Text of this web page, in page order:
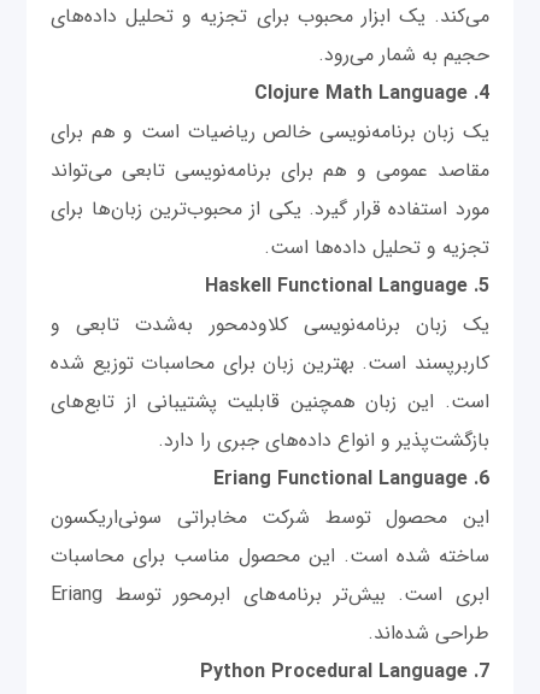
می‌کند. یک ابزار محبوب برای تجزیه و تحلیل داده‌های
حجیم به‌ شمار می‌رود.
4. Clojure Math Language
یک زبان برنامه‌نویسی خالص ریاضیات است و هم برای
مقاصد عمومی و هم برای برنامه‌نویسی تابعی می‌تواند
مورد استفاده قرار گیرد. یکی از محبوب‌ترین زبان‌ها برای
تجزیه و تحلیل داده‌ها است.
5. Haskell Functional Language
یک زبان برنامه‌نویسی کلاودمحور به‌شدت تابعی و
کاربرپسند است. بهترین زبان برای محاسبات توزیع شده
است. این زبان همچنین قابلیت پشتیبانی از تابع‌های
بازگشت‌پذیر و انواع داده‌های جبری را دارد.
6. Eriang Functional Language
این محصول توسط شرکت مخابراتی سونی‌اریکسون
ساخته شده است. این محصول مناسب برای محاسبات
ابری است. بیش‌تر برنامه‌های ابرمحور توسط Eriang
طراحی شده‌اند.
7. Python Procedural Language